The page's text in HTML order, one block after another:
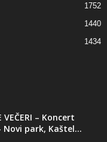
1752
1440
1434
VEČERI – Koncert
park, Kaštel...